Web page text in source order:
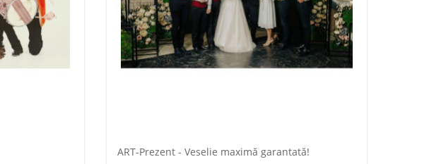
ART-Prezent - Veselie maximă garantată!